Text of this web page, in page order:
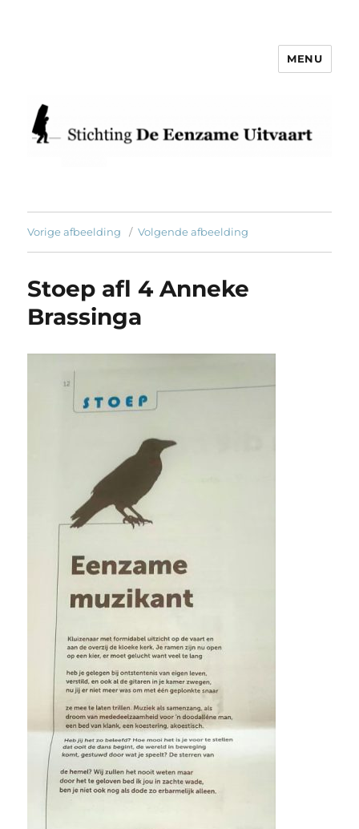
MENU
Vorige afbeelding Volgende afbeelding
Stoep afl 4 Anneke
Brassinga